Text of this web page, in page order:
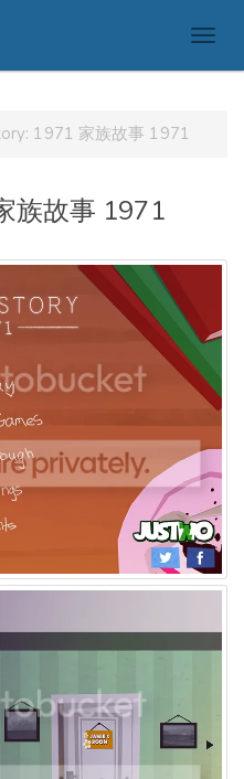
1971 家族故事 1971
族故事 1971